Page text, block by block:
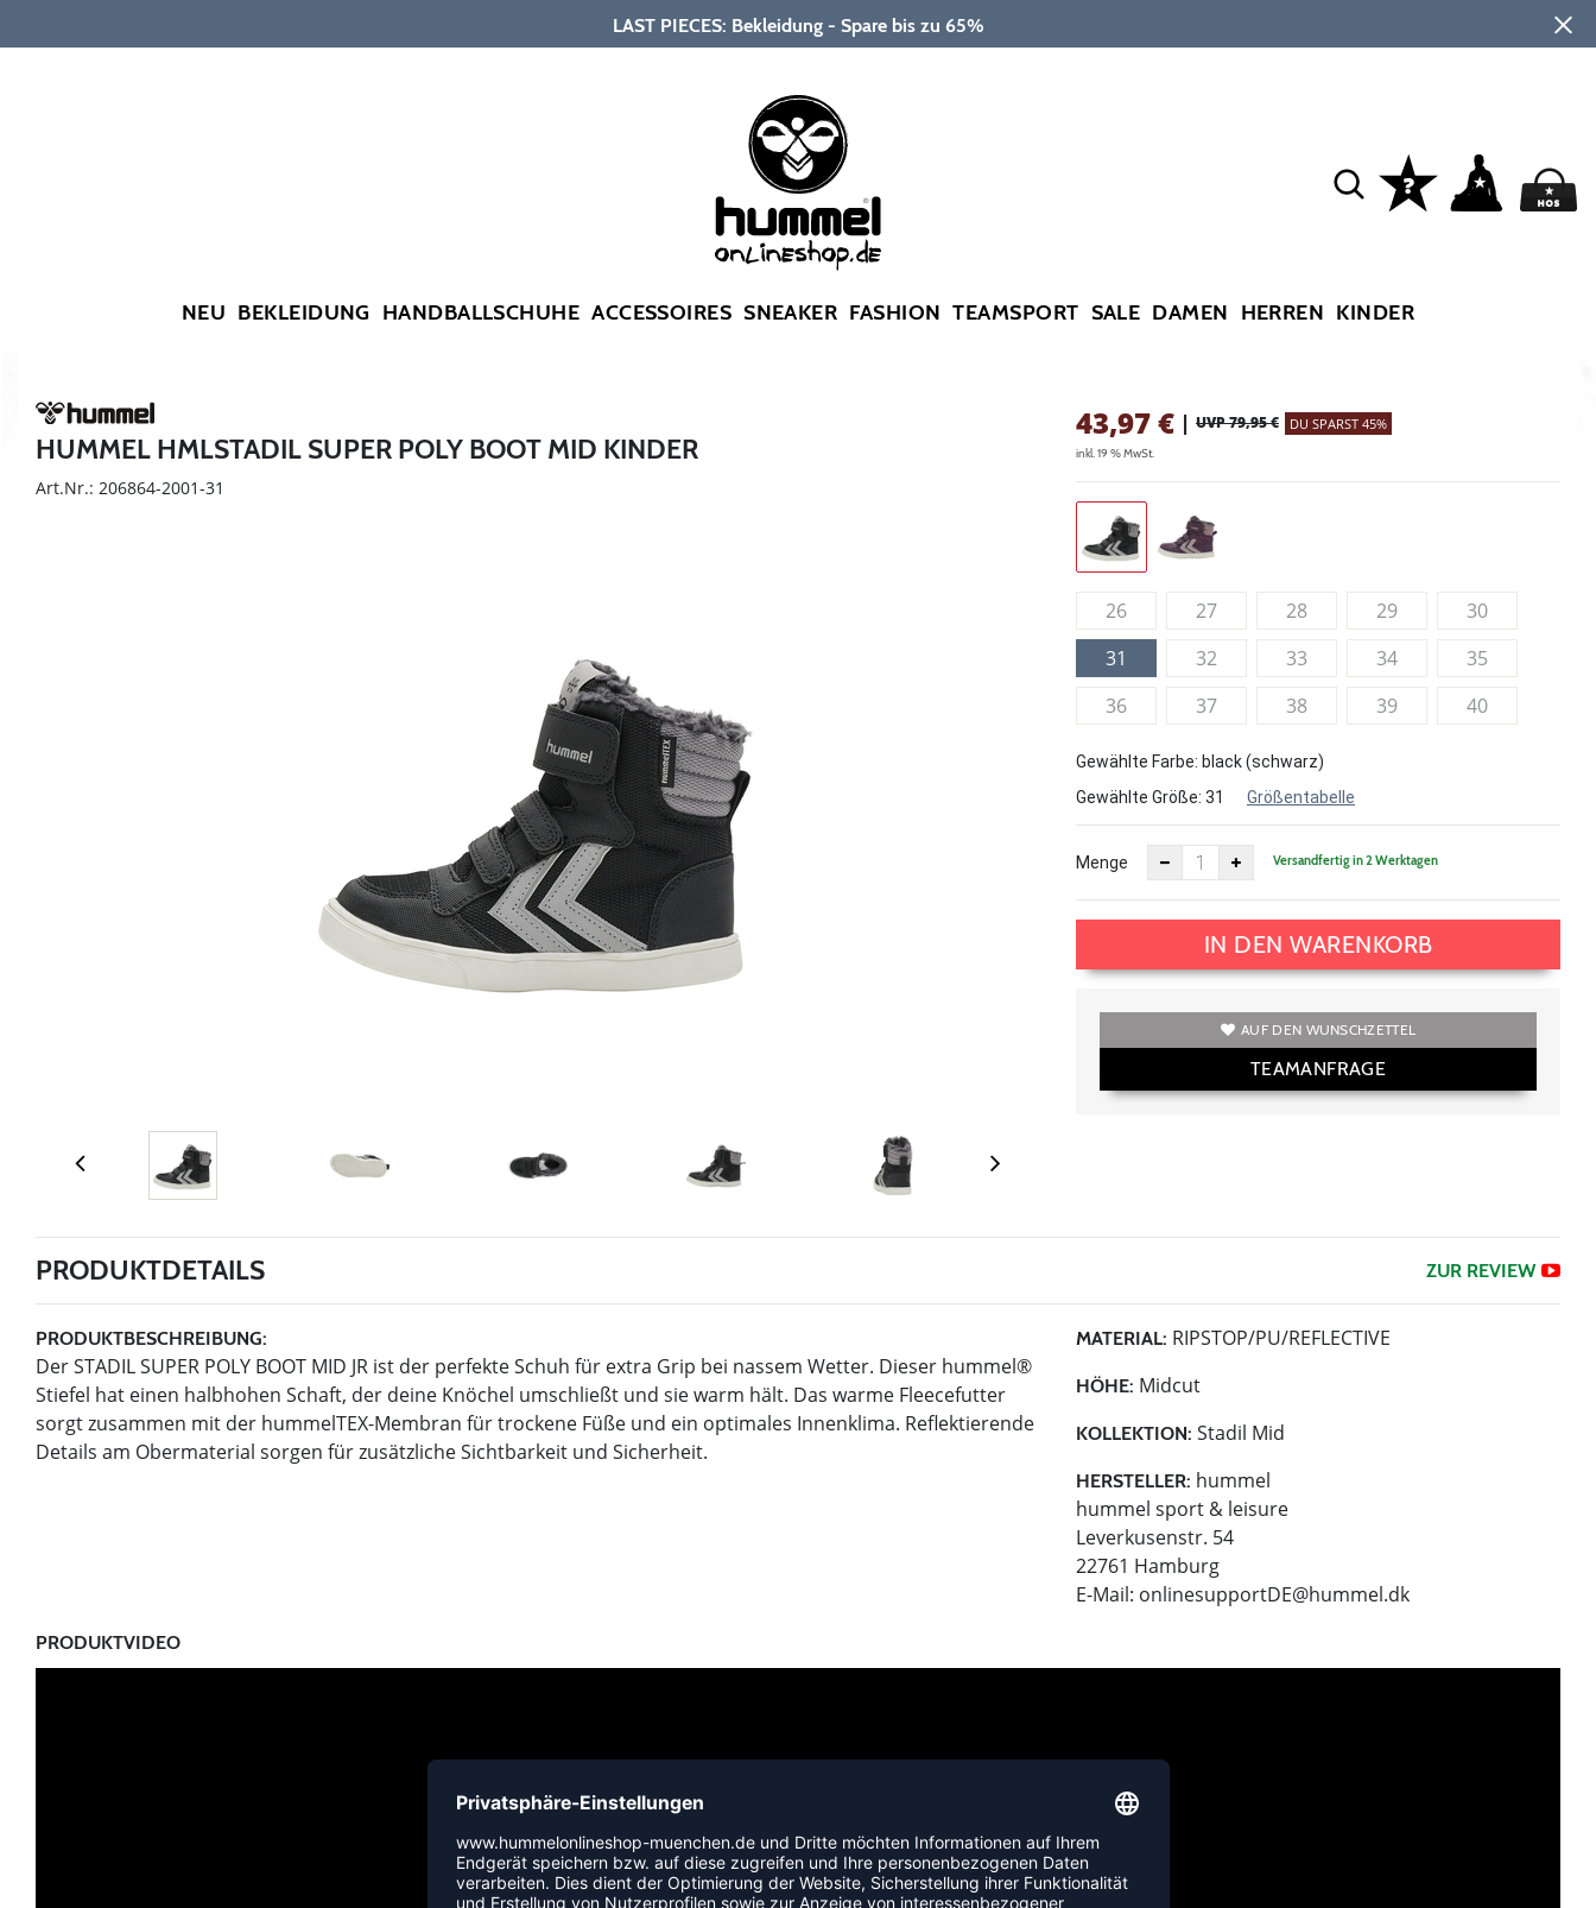
LAST PIECES: Bekleidung - Spare bis zu 65%
NEU BEKLEIDUNG HANDBALLSCHUHE ACCESSOIRES SNEAKER FASHION TEAMSPORT SALE DAMEN HERREN KINDER
HUMMEL HMLSTADIL SUPER POLY BOOT MID KINDER
Art.Nr.: 206864-2001-31
43,97€ | UVP 79,95 € DU SPARST 45%
inkl. 19 % MwSt.
26 27 28 29
30
31
32 33 34
35
36
37 38 39 40
Gewählte Farbe: black (schwarz)
Gewählte Größe: 31 Größentabelle
Menge Versandfertig in 2 Werktagen
IN DEN WARENKORB
AUF DEN WUNSCHZETTEL
TEAMANFRAGE
PRODUKTDETAILS ZUR REVIEW
PRODUKTBESCHREIBUNG:
Der STADIL SUPER POLY BOOT MID JR ist der perfekte Schuh für extra Grip bei nassem Wetter. Dieser hummel®
Stiefel hat einen halbhohen Schaft, der deine Knöchel umschließt und sie warm hält. Das warme Fleecefutter
sorgt zusammen mit der hummelTEX-Membran für trockene Füße und ein optimales Innenklima. Reflektierende
Details am Obermaterial sorgen für zusätzliche Sichtbarkeit und Sicherheit.
MATERIAL: RIPSTOP/PU/REFLECTIVE
HÖHE: Midcut
KOLLEKTION: Stadil Mid
HERSTELLER: hummel
hummel sport & leisure
Leverkusenstr. 54
22761 Hamburg
E-Mail: onlinesupportDE@hummel.dk
PRODUKTVIDEO